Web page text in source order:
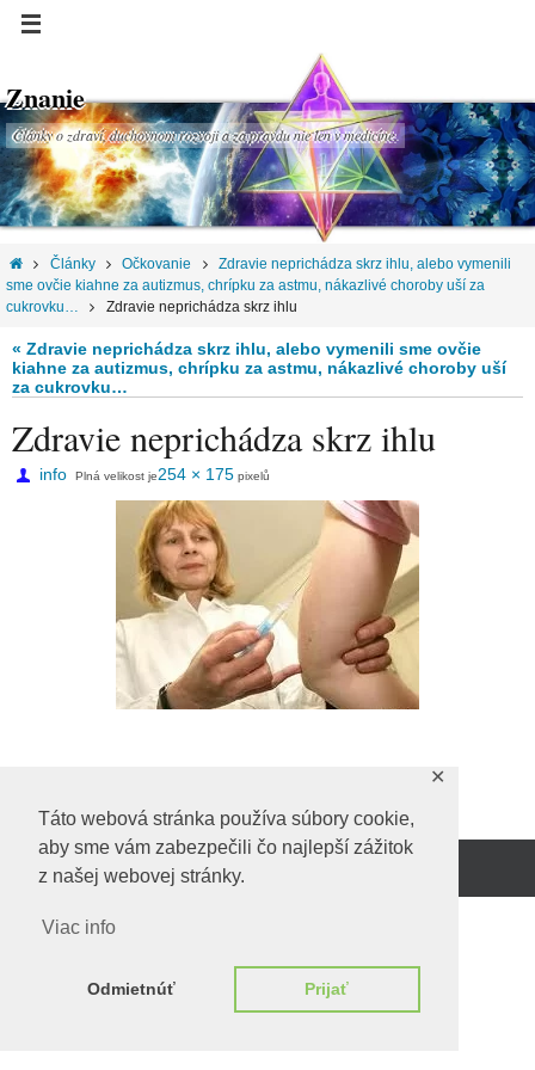
Táto webová stránka používa súbory cookie,
aby sme vám zabezpečili čo najlepší zážitok
z našej webovej stránky.
Viac info
Odmietnúť Prijať
✕
Znanie
Články o zdraví, duchovnom rozvoji a za pravdu nie len v medicíne.
Články Očkovanie
Zdravie neprichádza skrz ihlu, alebo vymenili
sme ovčie kiahne za autizmus, chrípku za astmu, nákazlivé choroby uší za
cukrovku…
Zdravie neprichádza skrz ihlu
« Zdravie neprichádza skrz ihlu, alebo vymenili sme ovčie
kiahne za autizmus, chrípku za astmu, nákazlivé choroby uší
za cukrovku…
Zdravie neprichádza skrz ihlu
info Plná velikost je254 × 175 pixelů
Beží na